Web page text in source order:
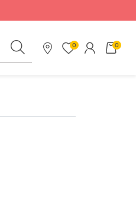
Search
Nos magasins
0 0